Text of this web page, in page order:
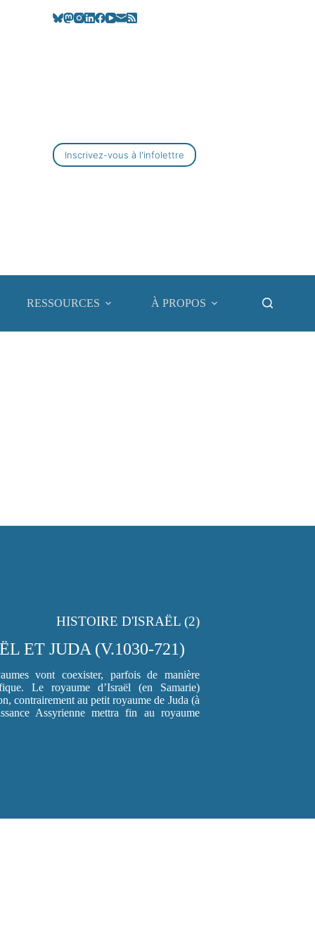
Inscrivez-vous à l'infolettre
RESSOURCES À PROPOS
HISTOIRE D'ISRAËL (2)
ET JUDA (V.1030-721)
vont coexister, parfois de manière
Le royaume d’Israël (en Samarie)
contrairement au petit royaume de Juda (à
Assyrienne mettra fin au royaume